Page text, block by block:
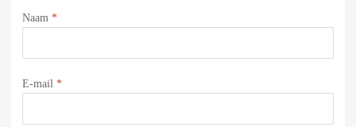
Naam *
E-mail *